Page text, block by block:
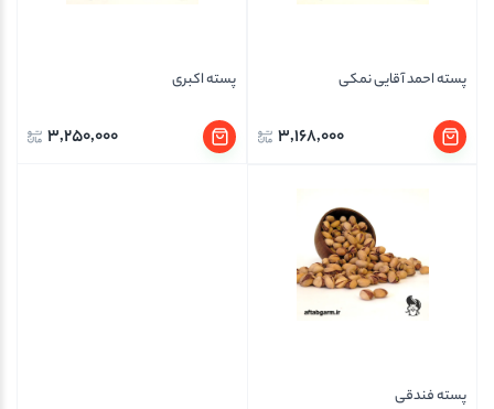
پسته احمد آقایی نمکی
3,168,000
پسته اکبری
3,250,000
پسته فندقی